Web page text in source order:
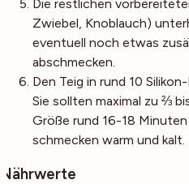
Die restlichen
Zwiebel, Knoblauch)
eventuell noch etwas
abschmecken.
Den Teig in rund 10
Sie sollten maximal zu ⅔
Größe rund 16-18
schmecken warm und kalt.
Nährwerte